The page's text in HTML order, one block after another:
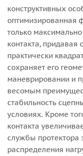
конструктивных
оптимизированная
только
контакта,
практически
сохраняет его
маневрировании и
весомым
стабильность
условиях. Кроме
контакта
службы протектора
распределения